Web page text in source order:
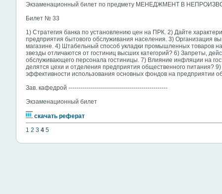
Экзаменационный билет по предмету МЕНЕДЖМЕНТ В
Билет № 33
1) Стратегия банка по установлению цен на ПРК. 2) Дайте
предприятия бытового обслуживания населения. 3) Организация
магазине. 4) Штабельный способ укладки промышленных товаров
звезды отличаются от гостиниц высших категорий? 6) Запреты,
обслуживающего персонала гостиницы. 7) Влияние инфляции на
делятся цехи и отделения предприятия общественного питания?
эффективности использования основных фондов на предприятии
Зав. кафедрой --------------------------------------------------
Экзаменационный билет
скачать реферат
1 2 3 4 5